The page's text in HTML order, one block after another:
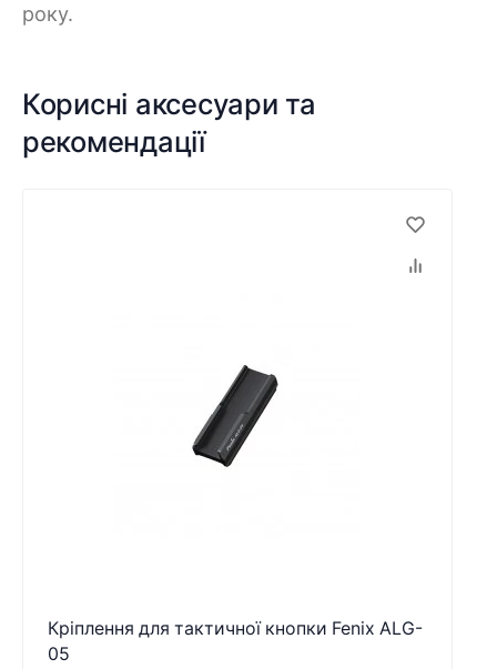
року.
Корисні аксесуари та
рекомендації
Кріплення для тактичної кнопки Fenix ALG-
05